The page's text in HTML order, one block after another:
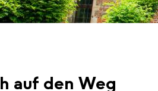
auf den Weg